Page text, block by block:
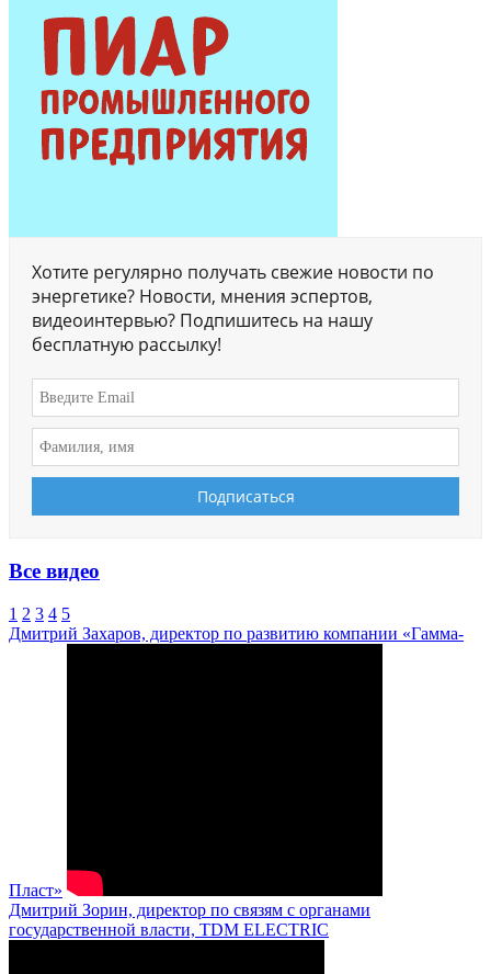
Хотите регулярно получать свежие новости по
энергетике? Новости, мнения эспертов,
видеоинтервью? Подпишитесь на нашу
бесплатную рассылку!
Все видео
1 2 3 4 5
Дмитрий Захаров, директор по развитию компании «Гамма-
Пласт»
Дмитрий Зорин, директор по связям с органами
государственной власти, TDM ELECTRIC